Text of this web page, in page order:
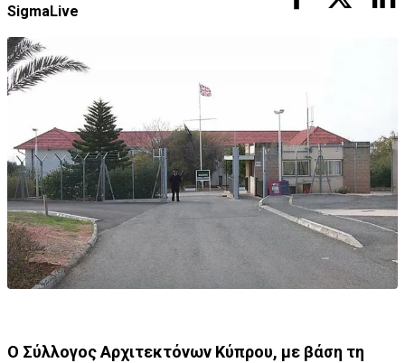
SigmaLive
Ο Σύλλογος Αρχιτεκτόνων Κύπρου, με βάση τη